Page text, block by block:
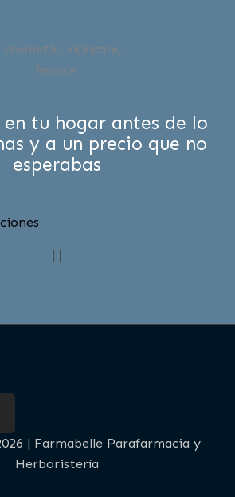
tu hogar antes de lo
y a un precio que no
esperabas
Menú
| Farmabelle Parafarmacia y
Herboristería